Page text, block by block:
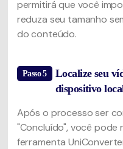
permitirá que você
reduza seu tamanho
do conteúdo.
Passo 5
Localize seu
dispositivo
Após o processo ser
"Concluído", você
ferramenta